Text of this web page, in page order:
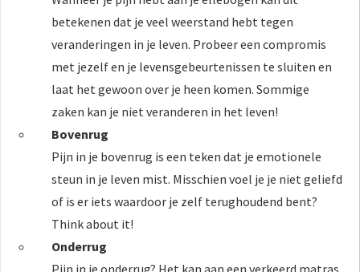
betekenen dat je veel weerstand hebt tegen
veranderingen in je leven. Probeer een compromis
met jezelf en je levensgebeurtenissen te sluiten en
laat het gewoon over je heen komen. Sommige
zaken kan je niet veranderen in het leven!
Bovenrug
Pijn in je bovenrug is een teken dat je emotionele
steun in je leven mist. Misschien voel je je niet geliefd
of is er iets waardoor je zelf terughoudend bent?
Think about it!
Onderrug
Pijn in je onderrug? Het kan aan een verkeerd matras